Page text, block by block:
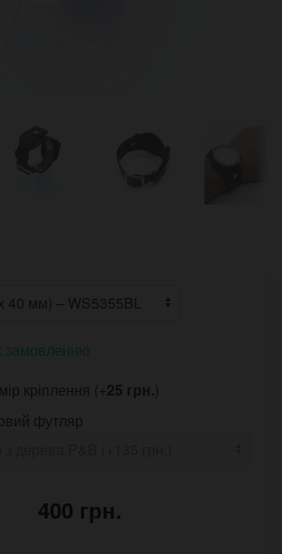
замовленню
кріплення (+25 грн.)
футляр
400 грн.